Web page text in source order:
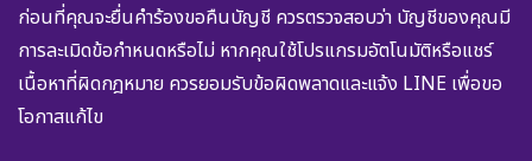
ก่อนที่คุณจะยื่นคำร้องขอคืนบัญชี ควรตรวจสอบว่า บัญชีของคุณมี
การละเมิดข้อกำหนดหรือไม่ หากคุณใช้โปรแกรมอัตโนมัติหรือแชร์
เนื้อหาที่ผิดกฎหมาย ควรยอมรับข้อผิดพลาดและแจ้ง LINE เพื่อขอ
โอกาสแก้ไข